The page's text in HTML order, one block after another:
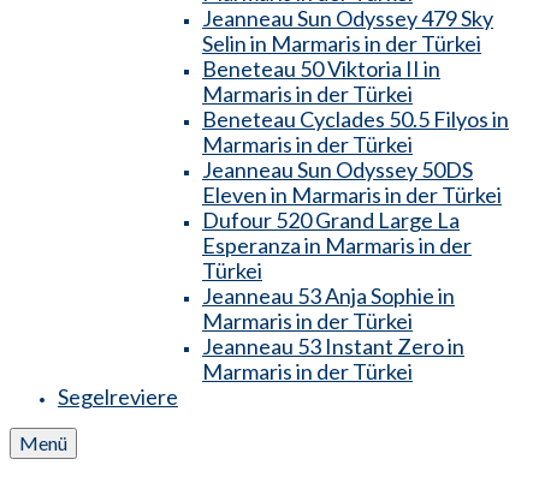
Jeanneau Sun Odyssey 479 Sky
Selin in Marmaris in der Türkei
Beneteau 50 Viktoria II in
Marmaris in der Türkei
Beneteau Cyclades 50.5 Filyos in
Marmaris in der Türkei
Jeanneau Sun Odyssey 50DS
Eleven in Marmaris in der Türkei
Dufour 520 Grand Large La
Esperanza in Marmaris in der
Türkei
Jeanneau 53 Anja Sophie in
Marmaris in der Türkei
Jeanneau 53 Instant Zero in
Marmaris in der Türkei
Segelreviere
Menü